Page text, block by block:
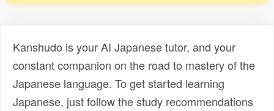
Kanshudo is your AI Japanese tutor, and your
constant companion on the road to mastery of the
Japanese language. To get started learning
Japanese, just follow the study recommendations